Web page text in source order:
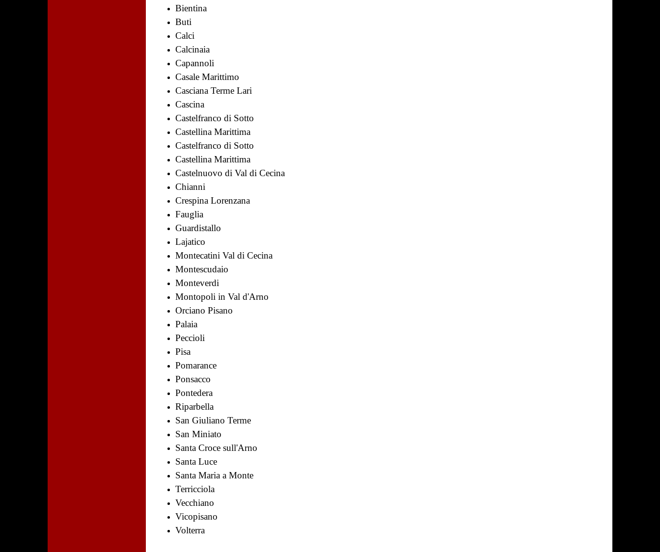
Bientina
Buti
Calci
Calcinaia
Capannoli
Casale Marittimo
Casciana Terme Lari
Cascina
Castelfranco di Sotto
Castellina Marittima
Castelfranco di Sotto
Castellina Marittima
Castelnuovo di Val di Cecina
Chianni
Crespina Lorenzana
Fauglia
Guardistallo
Lajatico
Montecatini Val di Cecina
Montescudaio
Monteverdi
Montopoli in Val d'Arno
Orciano Pisano
Palaia
Peccioli
Pisa
Pomarance
Ponsacco
Pontedera
Riparbella
San Giuliano Terme
San Miniato
Santa Croce sull'Arno
Santa Luce
Santa Maria a Monte
Terricciola
Vecchiano
Vicopisano
Volterra